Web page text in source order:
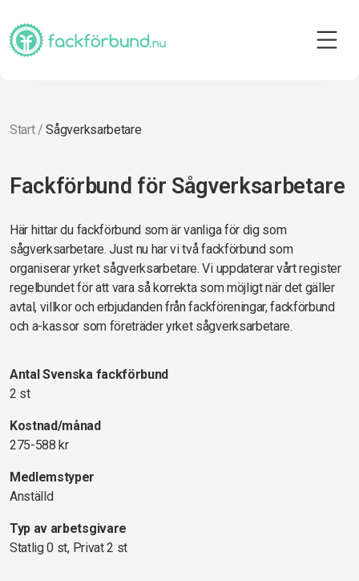
Start/Sågverksarbetare
Fackförbund för Sågverksarbetare
Här hittar du fackförbund som är vanliga för dig som
sågverksarbetare. Just nu har vi två fackförbund som
organiserar yrket sågverksarbetare. Vi uppdaterar vårt register
regelbundet för att vara så korrekta som möjligt när det gäller
avtal, villkor och erbjudanden från fackföreningar, fackförbund
och a-kassor som företräder yrket sågverksarbetare.
Antal Svenska fackförbund
2 st
Kostnad/månad
275-588 kr
Medlemstyper
Anställd
Typ av arbetsgivare
Statlig 0 st, Privat 2 st